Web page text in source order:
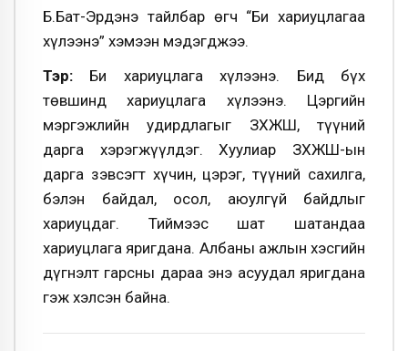
Б.Бат-Эрдэнэ тайлбар өгч “Би хариуцлагаа
хүлээнэ” хэмээн мэдэгджээ.
Тэр: Би хариуцлага хүлээнэ. Бид бүх
төвшинд хариуцлага хүлээнэ. Цэргийн
мэргэжлийн удирдлагыг ЗХЖШ, түүний
дарга хэрэгжүүлдэг. Хуулиар ЗХЖШ-ын
дарга зэвсэгт хүчин, цэрэг, түүний сахилга,
бэлэн байдал, осол, аюулгүй байдлыг
хариуцдаг. Тиймээс шат шатандаа
хариуцлага яригдана. Албаны ажлын хэсгийн
дүгнэлт гарсны дараа энэ асуудал яригдана
гэж хэлсэн байна.